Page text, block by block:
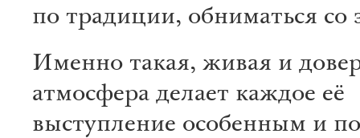
по традиции, обниматься со
Именно такая, живая и
атмосфера делает каждое её
выступление особенным и